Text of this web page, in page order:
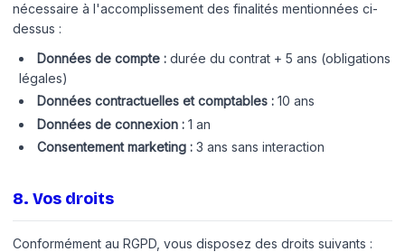
nécessaire à l'accomplissement des finalités mentionnées ci-
dessus :
Données de compte : durée du contrat + 5 ans (obligations
légales)
Données contractuelles et comptables : 10 ans
Données de connexion : 1 an
Consentement marketing : 3 ans sans interaction
8. Vos droits
Conformément au RGPD, vous disposez des droits suivants :